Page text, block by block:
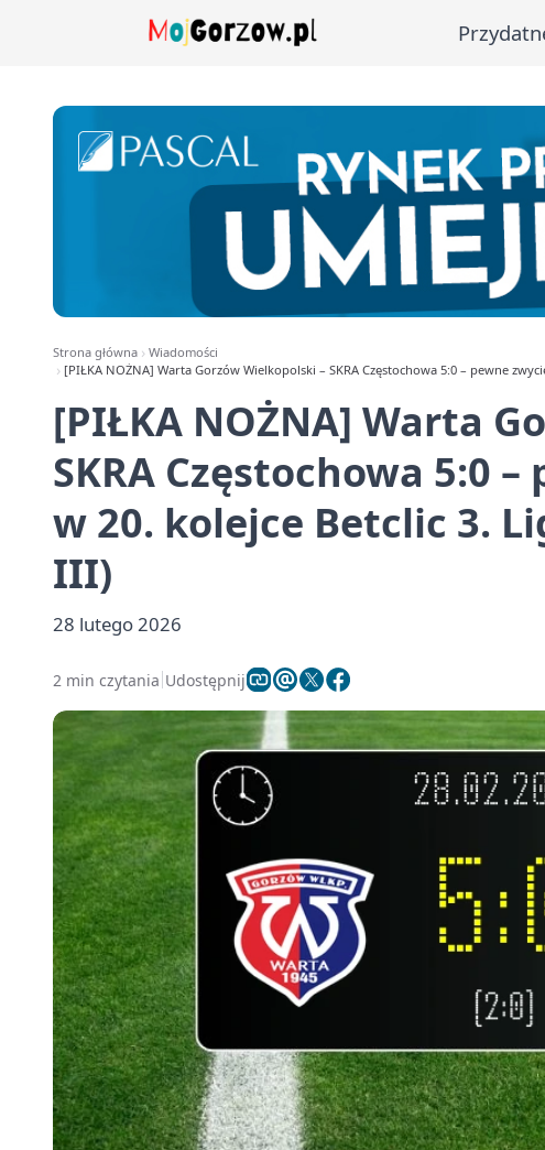
Strona główna
Wiadomości
[PIŁKA NOŻNA] Warta Gorzów Wielkopolski – SKRA Częstochowa 5:0 – pewne
[PIŁKA NOŻNA] Warta
SKRA Częstochowa 5:0
w 20. kolejce Betclic 3.
III)
28 lutego 2026
2 min czytania Udostępnij